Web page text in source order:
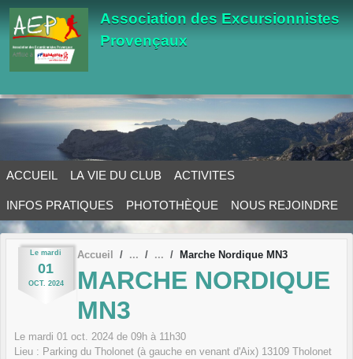
Association des Excursionnistes
Provençaux
ACCUEIL LA VIE DU CLUB ACTIVITES
INFOS PRATIQUES PHOTOTHÈQUE NOUS REJOINDRE
Le mardi
01
OCT. 2024
Accueil Marche Nordique MN3
MARCHE NORDIQUE
MN3
Le mardi 01 oct. 2024 de 09h à 11h30
Lieu : Parking du Tholonet (à gauche en venant d'Aix) 13109 Tholonet
Panneau de gestion des cookies